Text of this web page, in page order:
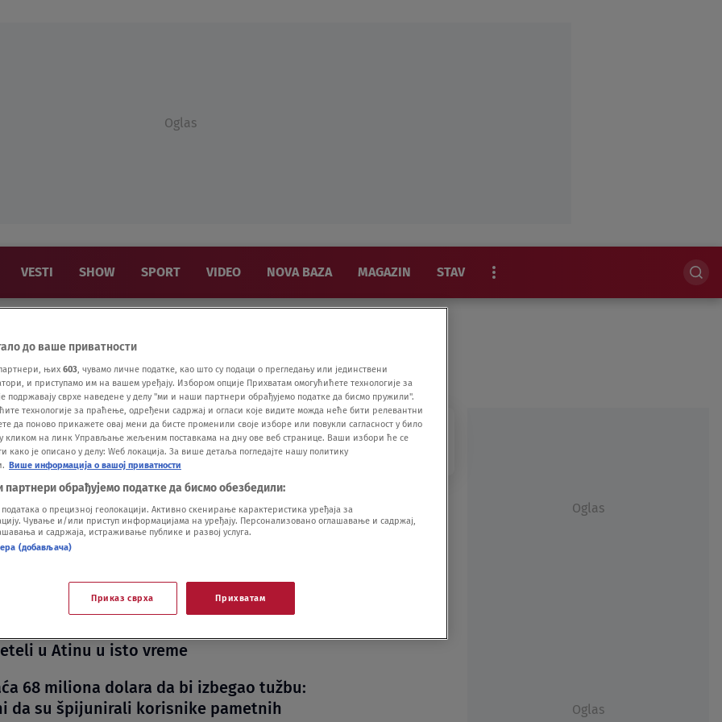
Oglas
VESTI SHOW SPORT VIDEO NOVA BAZA MAGAZIN STAV
EKSKLUZIVNO
udarila na Google: Rekordna kazna od
evra
milosti za Gugl: Američki gigant mora
ili tajni sastanak? Grci pišu da su avion
u Atinu u isto vreme
68 miliona dolara da bi izbegao tužbu:
da su špijunirali korisnike pametnih
Oglas
Oglas
до ваше приватности
њих 603 , чувамо личне податке, као што су подаци о прегледању или јединствени
и приступамо им на вашем уређају. Избором опције Прихватам омогућићете технологије за
подржавају сврхе наведене у делу "ми и наши партнери обрађујемо податке да бисмо пружили".
технологије за праћење, одређени садржај и огласи које видите можда неће бити релевантни
да поново прикажете овај мени да бисте променили своје изборе или повукли сагласност у било
кликом на линк Управљање жељеним поставкама на дну ове веб странице. Ваши избори ће се
како је описано у делу: Wеб локација. За више детаља погледајте нашу политику
Више информација о вашој приватности
обрађујемо податке да бисмо обезбедили:
о прецизној геолокацији. Активно скенирање карактеристика уређаја за
Чување и/или приступ информацијама на уређају. Персонализовано оглашавање и садржај,
и садржаја, истраживање публике и развој услуга.
(добављача)
Приказ сврха Прихватам